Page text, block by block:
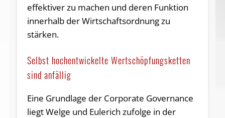
effektiver zu machen und deren Funktion
innerhalb der Wirtschaftsordnung zu
stärken.
Selbst hochentwickelte Wertschöpfungsketten
sind anfällig
Eine Grundlage der Corporate Governance
liegt Welge und Eulerich zufolge in der